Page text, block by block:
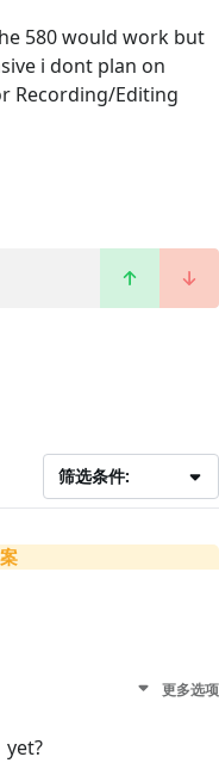
580 would work but
i dont plan on
Recording/Editing
筛选条件:
更多选项
yet?